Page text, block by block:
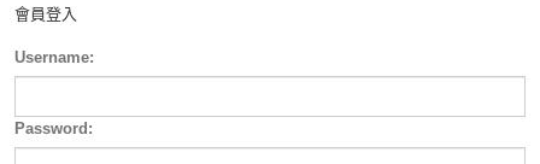
會員登入
Username:
Password: